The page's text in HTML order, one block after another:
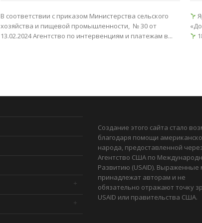
В соответствии с приказом Министерства сельского
хозяйства и пищевой промышленности, № 30 от
13.02.2024 Агентство по интервенциям и платежам в...
Создание этого сайта стало
благодаря помощи
народа, предоставленной
Агентство США по
Развитию (USAID). Выраженные
принадлежат авторам и не
обязательно отражают точку
USAID или правительства США.